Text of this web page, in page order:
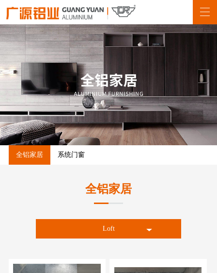
全铝家居 系统门窗
全铝家居
Loft
时尚现代